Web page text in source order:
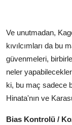
Ve unutmadan,
kıvılcımları da bu
güvenmeleri,
neler
ki, bu maç sadece
Hinata'nın ve
Bias Kontrolü /